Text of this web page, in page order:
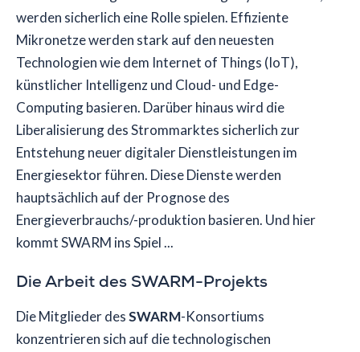
werden sicherlich eine Rolle spielen. Effiziente
Mikronetze werden stark auf den neuesten
Technologien wie dem Internet of Things (IoT),
künstlicher Intelligenz und Cloud- und Edge-
Computing basieren. Darüber hinaus wird die
Liberalisierung des Strommarktes sicherlich zur
Entstehung neuer digitaler Dienstleistungen im
Energiesektor führen. Diese Dienste werden
hauptsächlich auf der Prognose des
Energieverbrauchs/-produktion basieren. Und hier
kommt SWARM ins Spiel ...
Die Arbeit des SWARM-Projekts
Die Mitglieder desSWARM-Konsortiums
konzentrieren sich auf die technologischen